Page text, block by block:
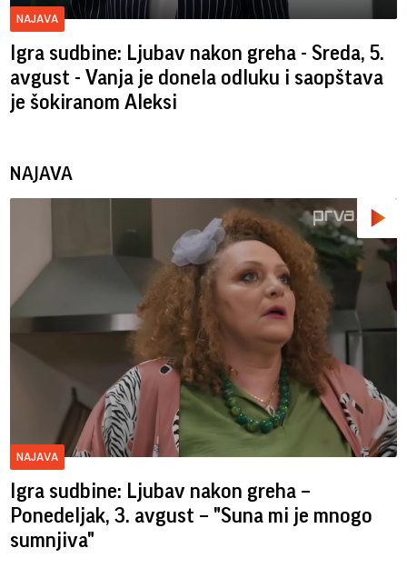
NAJAVA
Igra sudbine: Ljubav nakon greha - Sreda, 5.
avgust - Vanja je donela odluku i saopštava
je šokiranom Aleksi
NAJAVA
NAJAVA
Igra sudbine: Ljubav nakon greha –
Ponedeljak, 3. avgust – "Suna mi je mnogo
sumnjiva"